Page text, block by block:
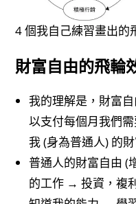
4 個我自己練習畫出的
財富自由的飛輪
我的理解是，財富
以支付每個月我們
我 (身為普通人) 的
普通人的財富自由 (
的工作 → 投資，複